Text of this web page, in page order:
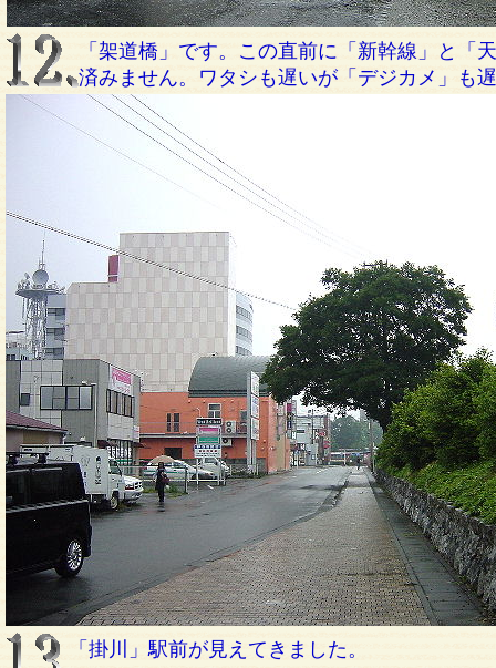
「架道橋」です。この直前に「新幹線」と「
済みません。ワタシも遅いが「デジカメ」も
「掛川」駅前が見えてきました。